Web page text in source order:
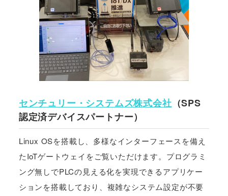
センチュリー・システムズ株式会社（SPS
認定済デバイスパートナー）
Linux OSを搭載し、多様なインターフェースを備え
たIoTゲートウェイをご覧いただけます。プログラミ
ング無しでPLCの見える化を実現できるアプリケー
ションを搭載しており、複雑なシステム設定が不要